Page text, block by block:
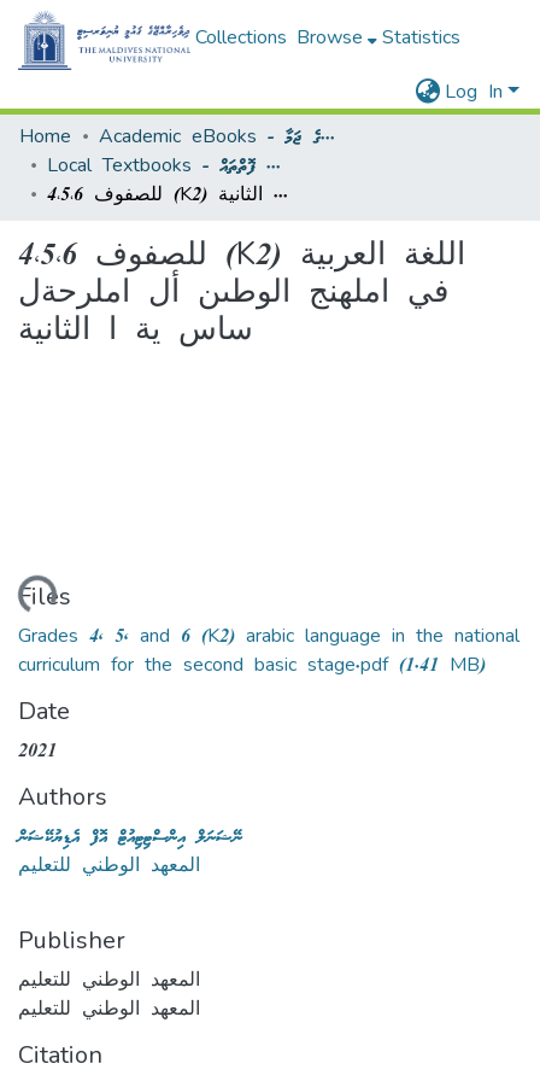
Collections Browse
Statistics
Log In
Home
Academic eBooks - ޢިލްމީ އީފޮތުގެ ޖަމާ
Local Textbooks - ދިވެހިރާއްޖޭގެ މަދްރަސީ ފޮތްތައް
4،5،6 للصفوف (K2) اللغة العربية في املهنج الوطىن أل املرحةل ساس ية ا الثانية
4،5،6 للصفوف (K2) اللغة العربية
في املهنج الوطىن أل املرحةل
ساس ية ا الثانية
Loading...
Files
Grades 4, 5, and 6 (K2) arabic language in the national
curriculum for the second basic stage.pdf (1.41 MB)
Date
2021
Authors
ނޭޝަނަލް އިންސްޓިޓިއުޓް އޮފް އެޑިޔުކޭޝަން
المعهد الوطني للتعليم
Publisher
المعهد الوطني للتعليم
المعهد الوطني للتعليم
Citation